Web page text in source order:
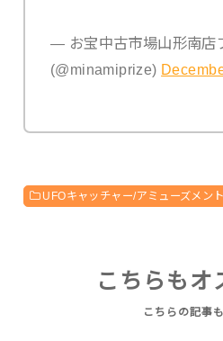
— お宝中古市場山形南店
(@minamiprize)
UFOキャッチャー/アミューズメント
こちらもオ